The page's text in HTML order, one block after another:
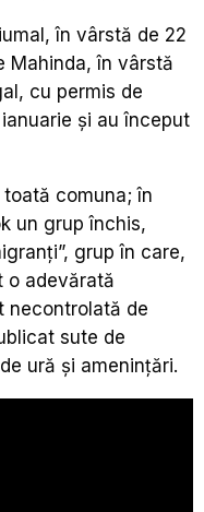
în vârstă de 22
Mahinda, în vârstă
cu permis de
şi au început
comuna; în
un grup închis,
grup în care,
o adevărată
necontrolată de
sute de
ură şi ameninţări.